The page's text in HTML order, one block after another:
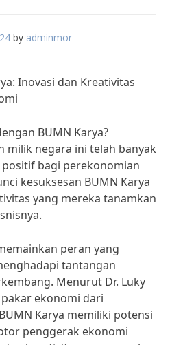
by adminmor
Inovasi dan Kreativitas
BUMN Karya?
milik negara ini telah banyak
bagi perekonomian
kesuksesan BUMN Karya
yang mereka tanamkan
peran yang
tantangan
Menurut Dr. Luky
ekonomi dari
Karya memiliki potensi
penggerak ekonomi